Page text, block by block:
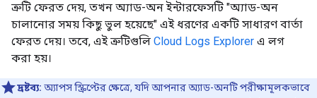
ত্রুটি ফেরত দেয়, তখন অ্যাড-অন ইন্টারফেসটি "অ্যাড-অন
চালানোর সময় কিছু ভুল হয়েছে" এই ধরণের একটি সাধারণ বার্তা
ফেরত দেয়। তবে, এই ত্রুটিগুলি Cloud Logs Explorer এ লগ
করা হয়।
দ্রষ্টব্য: অ্যাপস স্ক্রিপ্টের ক্ষেত্রে, যদি আপনার অ্যাড-অনটি পরীক্ষামূলকভাবে